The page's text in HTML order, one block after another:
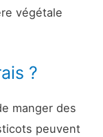
végétale
?
manger des
peuvent